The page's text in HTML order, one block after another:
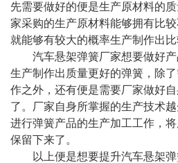
先需要做好的便是生产原材料的
家采购的生产原材料能够拥有比
就能够有较大的概率生产制作出比
汽车悬架弹簧厂家想要做好产
生产制作出质量更好的弹簧，除
作之外，还有便是需要厂家做好
了。厂家自身所掌握的生产技术
进行弹簧产品的生产加工工作，
保留下来了。
以上便是想要提升汽车悬架弹